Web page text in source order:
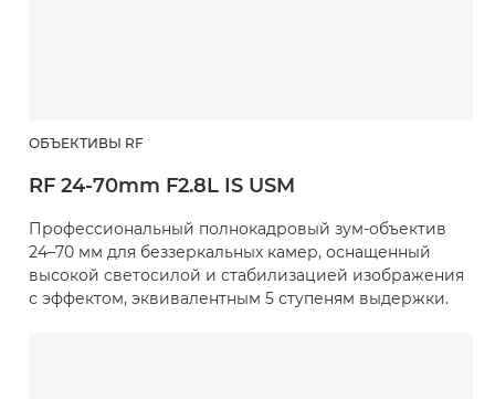
ОБЪЕКТИВЫ RF
RF 24-70mm F2.8L IS USM
Профессиональный полнокадровый зум-объектив
24–70 мм для беззеркальных камер, оснащенный
высокой светосилой и стабилизацией изображения
с эффектом, эквивалентным 5 ступеням выдержки.